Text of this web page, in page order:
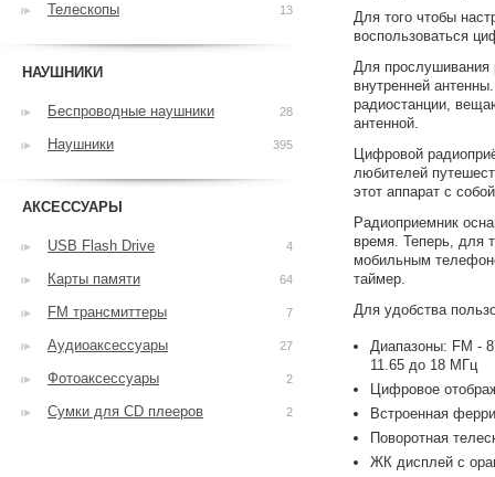
Для того чтобы
воспользоваться
Для прослушивания
внутренней
радиостанции,
антенной.
Цифровой
любителей
этот аппарат с
Радиоприемник
время. Теперь, для
мобильным
таймер.
Для удобства
Диапазоны: FM -
11.65 до 18 МГц
Цифровое
Встроенная
Поворотная
ЖК дисплей с
Телескопы 13
НАУШНИКИ
Беспроводные наушники 28
Наушники 395
АКСЕССУАРЫ
USB Flash Drive 4
Карты памяти 64
FM трансмиттеры 7
Аудиоаксессуары 27
Фотоаксессуары 2
Сумки для CD плееров 2